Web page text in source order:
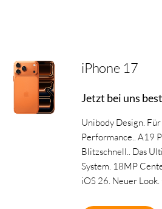
iPhone 17
Jetzt bei uns
Unibody Design.
Performance.. A19
Blitzschnell.. Das
System. 18MP
iOS 26. Neuer Look.